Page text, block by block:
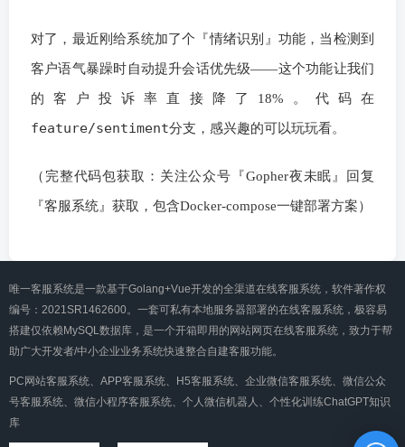
对了，最近刚给系统加了个『情绪识别』功能，当检测到
客户语气暴躁时自动提升会话优先级——这个功能让我们
的客户投诉率直接降了18%。代码在
feature/sentiment分支，感兴趣的可以玩玩看。
（完整代码包获取：关注公众号『Gopher夜未眠』回复
『客服系统』获取，包含Docker-compose一键部署方案）
唯一客服系统是一款基于Golang+Vue开发的全渠道在线客服系统，软件著作权
编号：2021SR1462600。一套可私有本地服务器部署的在线客服系统，极容易
搭建仅依赖MySQL数据库，是一个开箱即用的网站网页在线客服系统，致力于帮
助广大开发者/中小企业业务系统快速整合自建客服功能。
PC网站客服系统、APP客服系统、H5客服系统、企业微信客服系统、微信公众
号客服系统、微信小程序客服系统、个人微信机器人、个性化训练ChatGPT知识
库